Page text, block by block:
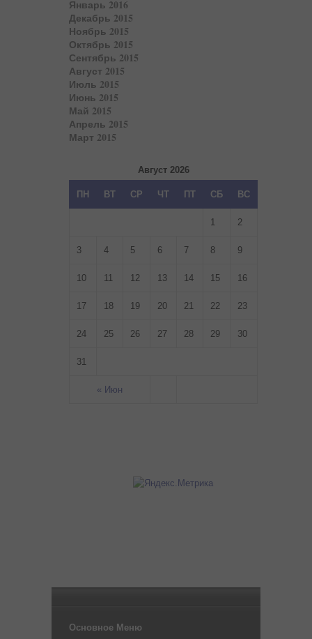
Январь 2016
Декабрь 2015
Ноябрь 2015
Октябрь 2015
Сентябрь 2015
Август 2015
Июль 2015
Июнь 2015
Май 2015
Апрель 2015
Март 2015
Август 2026
ПН ВТ СР ЧТ ПТ СБ ВС
« Июн
1 2
3 4 5 6 7 8 9
10 11 12 13 14 15 16
17 18 19 20 21 22 23
24 25 26 27 28 29 30
31
Основное Меню